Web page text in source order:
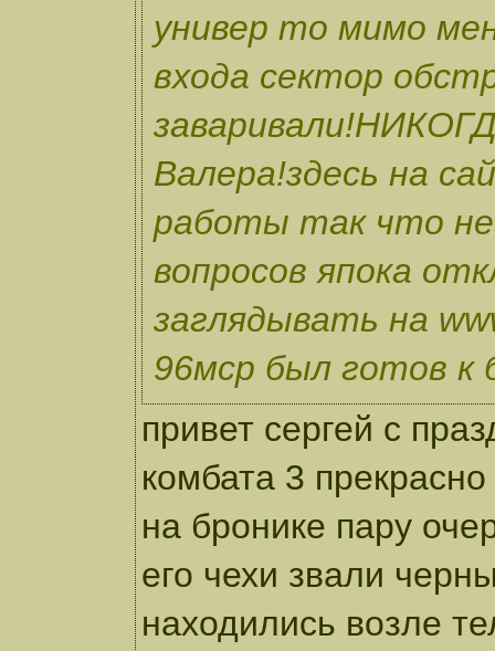
универ то мимо
входа сектор
Валера!здесь на
работы так что
вопросов япока
заглядывать на
96мср был готов к
привет сергей с
комбата 3
на бронике пару
его чехи звали
находились возле